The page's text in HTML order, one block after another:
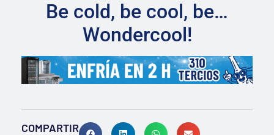
Be cold, be cool, be…
Wondercool!
COMPARTIR